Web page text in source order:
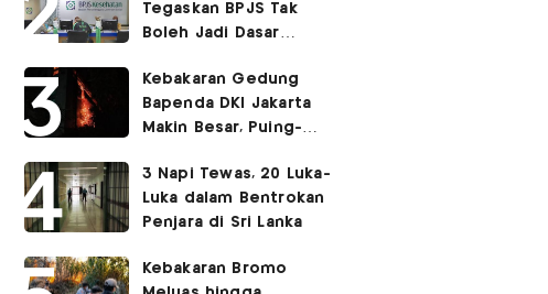
Tegaskan BPJS Tak
Boleh Jadi Dasar
Layanan Kesehatan
Kebakaran Gedung
Bapenda DKI Jakarta
Makin Besar, Puing-
3 Napi Tewas, 20 Luka-
Luka dalam Bentrokan
Penjara di Sri Lanka
Kebakaran Bromo